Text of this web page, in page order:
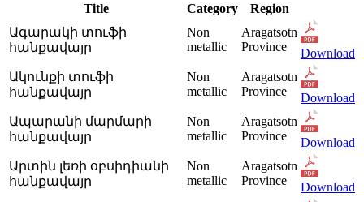
Title Category
Region
Ագարակի տուֆի
հանքավայր
Non
metallic
Aragatsotn
Province
Download
Ակունքի տուֆի
հանքավայր
Non
metallic
Aragatsotn
Province
Download
Ապարանի մարմարի
հանքավայր
Non
metallic
Aragatsotn
Province
Download
Արտին լեռի օբսիդիանի
հանքավայր
Non
metallic
Aragatsotn
Province
Download